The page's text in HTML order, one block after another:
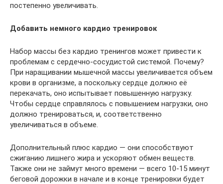
постепенно увеличивать.
Добавить немного кардио тренировок
Набор массы без кардио тренингов может привести к
проблемам с сердечно-сосудистой системой. Почему?
При наращивании мышечной массы увеличивается объем
крови в организме, а поскольку сердце должно её
перекачать, оно испытывает повышенную нагрузку.
Чтобы сердце справлялось с повышением нагрузки, оно
должно тренироваться, и, соответственно
увеличиваться в объеме.
Дополнительный плюс кардио — они способствуют
сжиганию лишнего жира и ускоряют обмен веществ.
Также они не займут много времени — всего 10-15 минут
беговой дорожки в начале и в конце тренировки будет